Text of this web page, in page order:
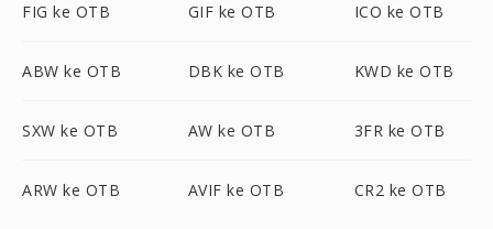
FIG ke OTB GIF ke OTB ICO ke OTB
ABW ke OTB DBK ke OTB KWD ke OTB
SXW ke OTB AW ke OTB 3FR ke OTB
ARW ke OTB AVIF ke OTB CR2 ke OTB